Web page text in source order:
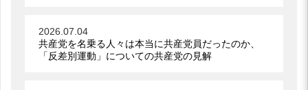
2026.07.04
共産党を名乗る人々は本当に共産党員だったのか、
「反差別運動」についての共産党の見解